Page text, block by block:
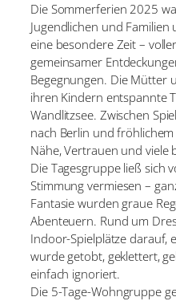
Die Sommerferien 2025
Jugendlichen und
eine besondere Zeit –
gemeinsamer
Begegnungen. Die Mütter
ihren Kindern entspannte
Wandlitzsee. Zwischen
nach Berlin und
Nähe, Vertrauen und viele
Die Tagesgruppe ließ sich
Stimmung vermiesen –
Fantasie wurden graue
Abenteuern. Rund um
Indoor-Spielplätze darauf,
wurde getobt, geklettert,
einfach ignoriert.
Die 5-Tage-Wohngruppe